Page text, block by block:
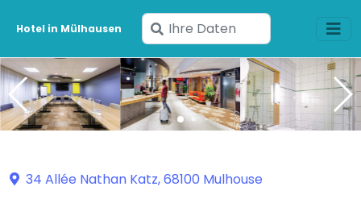
Hotel in Mülhausen
Geben
Sie
Ihre
Daten
ein
34 Allée Nathan Katz, 68100 Mulhouse